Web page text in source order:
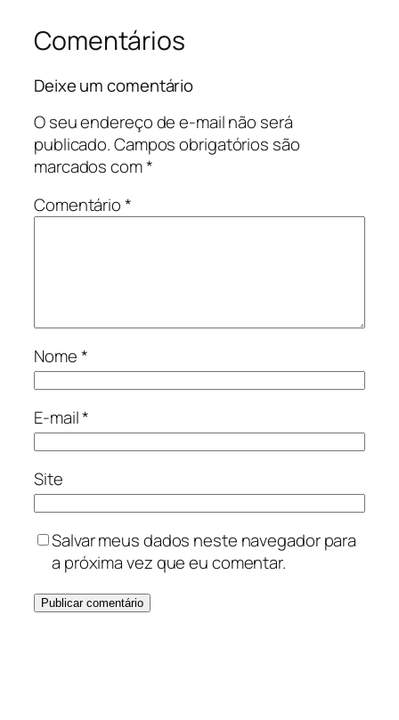
Comentários
Deixe um comentário
O seu endereço de e-mail não será
publicado.Campos obrigatórios são
marcados com*
Comentário*
Nome*
E-mail*
Site
Salvar meus dados neste navegador para
a próxima vez que eu comentar.